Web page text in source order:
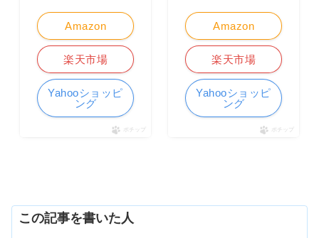
Amazon
楽天市場
Yahooショッピ
ング
ポチップ
Amazon
楽天市場
Yahooショッピ
ング
ポチップ
この記事を書いた人